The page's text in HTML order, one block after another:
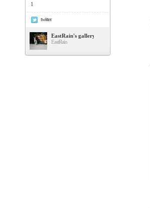
1
twitter
EastRain's gallery
EastRain